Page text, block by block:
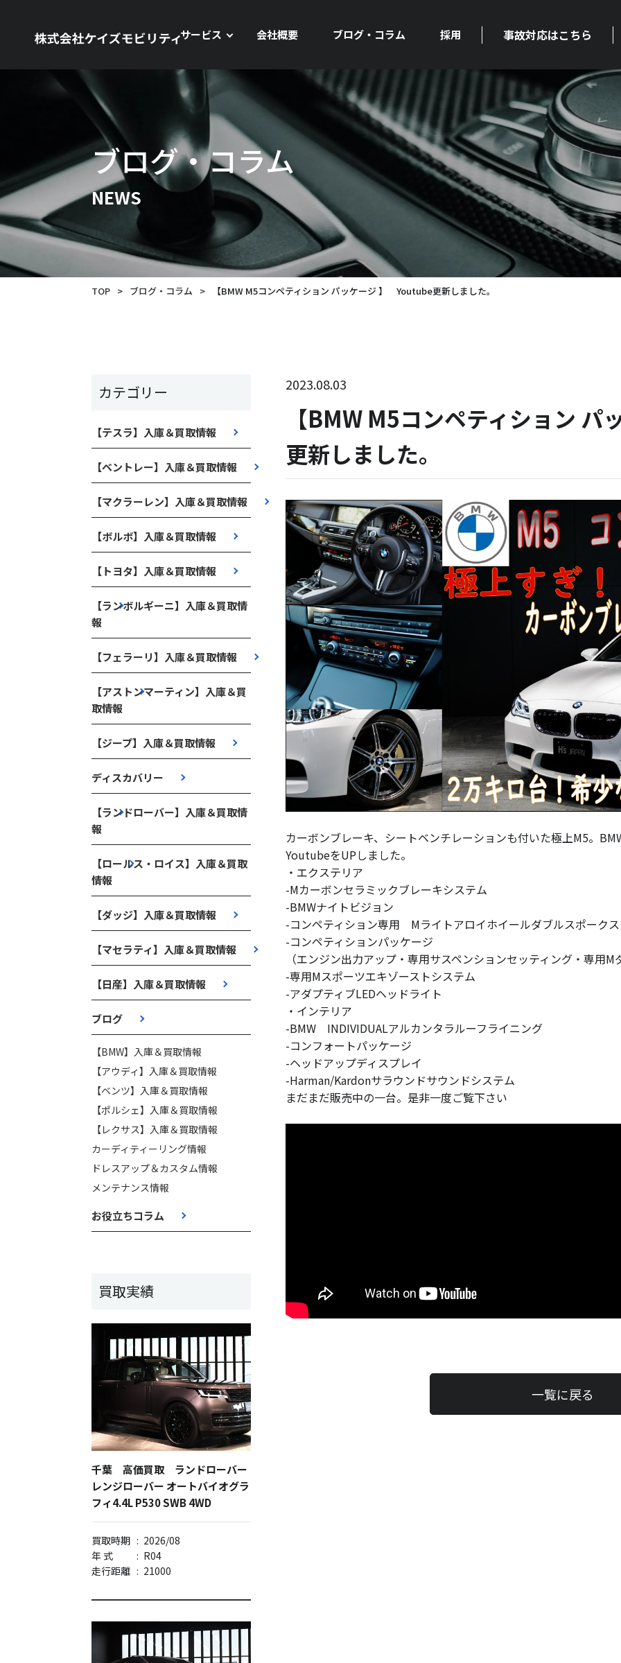
サービス 会社概要 ブログ・コラム 採用 事故対応はこちら
ブログ・コラム
NEWS
TOP > ブログ・コラム > 【BMW M5コンペティション パッケージ 】 Youtube更新しました。
カテゴリー
【テスラ】入庫＆買取情報
【ベントレー】入庫＆買取情報
【マクラーレン】入庫＆買取情報
【ボルボ】入庫＆買取情報
【トヨタ】入庫＆買取情報
【ランボルギーニ】入庫＆買取情
報
【フェラーリ】入庫＆買取情報
【アストンマーティン】入庫＆買
取情報
【ジープ】入庫＆買取情報
ディスカバリー
【ランドローバー】入庫＆買取情
報
【ロールス・ロイス】入庫＆買取
情報
【ダッジ】入庫＆買取情報
【マセラティ】入庫＆買取情報
【日産】入庫＆買取情報
ブログ
【BMW】入庫＆買取情報
【アウディ】入庫＆買取情報
【ベンツ】入庫＆買取情報
【ポルシェ】入庫＆買取情報
【レクサス】入庫＆買取情報
カーディティーリング情報
ドレスアップ＆カスタム情報
メンテナンス情報
お役立ちコラム
買取実績
千葉 高価買取 ランドローバー
レンジローバー オートバイオグラ
フィ4.4L P530 SWB 4WD
買取時期 : 2026/08
年 式
: R04
走行距離 : 21000
2023.08.03
【BMW M5コンペティション
更新しました。
カーボンブレーキ、シートベンチレーションも付いた極上M5。
YoutubeをUPしました。
・エクステリア
-Mカーボンセラミックブレーキシステム
-BMWナイトビジョン
-コンペティション専用 Mライトアロイホイールダブルスポーク
-コンペティションパッケージ
（エンジン出力アップ・専用サスペンションセッティング・専用M
-専用Mスポーツエキゾーストシステム
-アダプティブLEDヘッドライト
・インテリア
-BMW INDIVIDUALアルカンタラルーフライニング
-コンフォートパッケージ
-ヘッドアップディスプレイ
-Harman/Kardonサラウンドサウンドシステム
まだまだ販売中の一台。是非一度ご覧下さい
一覧に戻る